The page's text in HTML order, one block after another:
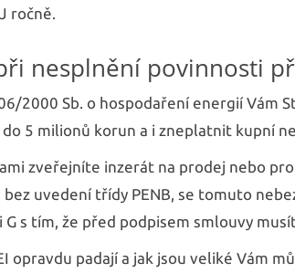
ročně.
nesplnění povinnosti
2000 Sb. o hospodaření energií Vám
5 milionů korun a i zneplatnit kupní
zveřejníte inzerát na prodej nebo
uvedení třídy PENB, se tomuto
G s tím, že před podpisem smlouvy
opravdu padají a jak jsou veliké Vám